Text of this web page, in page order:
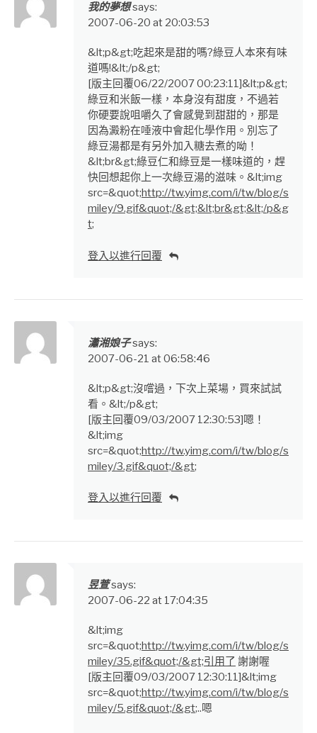
我的夢想says:
2007-06-20 at 20:03:53
&lt;p&gt;吃起來是甜的嗎?綠豆人本來有味
道嗎!&lt;/p&gt;
[版主回覆06/22/2007 00:23:11]&lt;p&gt;
綠豆和米飯一樣，本身沒有甜度，不過若
你硬要說咀嚼久了會感覺到甜甜的，那是
因為澱粉在唾液中會起化學作用。別忘了
綠豆湯都是有另外加入糖去煮的呦！
&lt;br&gt;綠豆仁和綠豆是一樣味道的，趕
快回想起你上一次綠豆湯的滋味。&lt;img
src=&quot;http://tw.yimg.com/i/tw/blog/s
miley/9.gif&quot;/&gt;&lt;br&gt;&lt;/p&g
t;
登入以進行回覆
瀟湘娘子says:
2007-06-21 at 06:58:46
&lt;p&gt;沒嚐過，下次上菜場，買來試試
看。&lt;/p&gt;
[版主回覆09/03/2007 12:30:53]嗯！
&lt;img
src=&quot;http://tw.yimg.com/i/tw/blog/s
miley/3.gif&quot;/&gt;
登入以進行回覆
昱萱says:
2007-06-22 at 17:04:35
&lt;img
src=&quot;http://tw.yimg.com/i/tw/blog/s
miley/35.gif&quot;/&gt;引用了 謝謝喔
[版主回覆09/03/2007 12:30:11]&lt;img
src=&quot;http://tw.yimg.com/i/tw/blog/s
miley/5.gif&quot;/&gt;..嗯